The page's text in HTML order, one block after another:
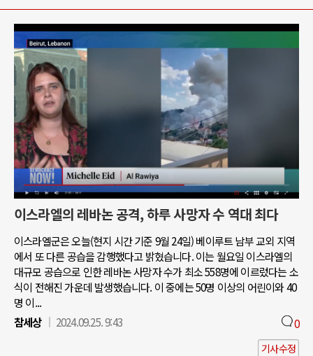
이스라엘의 레바논 공격, 하루 사망자 수 역대 최다
이스라엘군은 오늘(현지 시간 기준 9월 24일) 베이루트 남부 교외 지역
에서 또 다른 공습을 감행했다고 밝혔습니다. 이는 월요일 이스라엘의
대규모 공습으로 인한 레바논 사망자 수가 최소 558명에 이르렀다는 소
식이 전해진 가운데 발생했습니다. 이 중에는 50명 이상의 어린이와 40
명 이...
참세상
2024.09.25. 9:43 0
기사수정